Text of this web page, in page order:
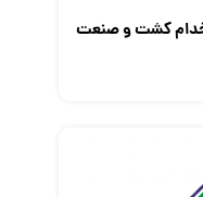
کشت و صنعت